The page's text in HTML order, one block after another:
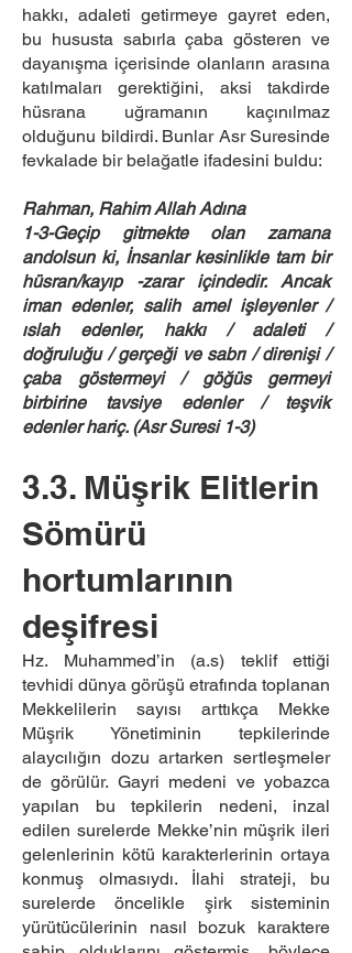
hakkı, adaleti getirmeye gayret eden,
bu hususta sabırla çaba gösteren ve
dayanışma içerisinde olanların arasına
katılmaları gerektiğini, aksi takdirde
hüsrana uğramanın kaçınılmaz
olduğunu bildirdi. Bunlar Asr Suresinde
fevkalade bir belağatle ifadesini buldu:
Rahman, Rahim Allah Adına
1-3-Geçip gitmekte olan zamana
andolsun ki, İnsanlar kesinlikle tam bir
hüsran/kayıp -zarar içindedir. Ancak
iman edenler, salih amel işleyenler /
ıslah edenler, hakkı / adaleti /
doğruluğu / gerçeği ve sabrı / direnişi /
çaba göstermeyi / göğüs germeyi
birbirine tavsiye edenler / teşvik
edenler hariç. (Asr Suresi 1-3)
3.3. Müşrik Elitlerin
Sömürü
hortumlarının
deşifresi
Hz. Muhammed’in (a.s) teklif ettiği
tevhidi dünya görüşü etrafında toplanan
Mekkelilerin sayısı arttıkça Mekke
Müşrik Yönetiminin tepkilerinde
alaycılığın dozu artarken sertleşmeler
de görülür. Gayri medeni ve yobazca
yapılan bu tepkilerin nedeni, inzal
edilen surelerde Mekke’nin müşrik ileri
gelenlerinin kötü karakterlerinin ortaya
konmuş olmasıydı. İlahi strateji, bu
surelerde öncelikle şirk sisteminin
yürütücülerinin nasıl bozuk karaktere